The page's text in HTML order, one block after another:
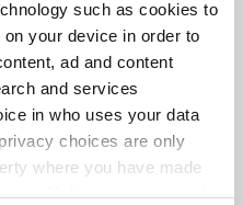
such as cookies to
your device in order to
ad and content
and services
in who uses your data
choices are only
where you have made
or withdraw your consent
positieve
klanten